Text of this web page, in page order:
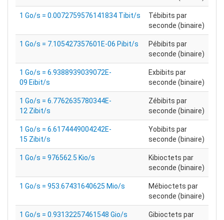
1 Go/s = 0.0072759576141834 Tibit/s
Tébibits par
seconde (binaire)
1 Go/s = 7.105427357601E-06 Pibit/s
Pébibits par
seconde (binaire)
1 Go/s = 6.9388939039072E-
09 Eibit/s
Exbibits par
seconde (binaire)
1 Go/s = 6.7762635780344E-
12 Zibit/s
Zébibits par
seconde (binaire)
1 Go/s = 6.6174449004242E-
15 Zibit/s
Yobibits par
seconde (binaire)
1 Go/s = 976562.5 Kio/s
Kibioctets par
seconde (binaire)
1 Go/s = 953.67431640625 Mio/s
Mébioctets par
seconde (binaire)
1 Go/s = 0.93132257461548 Gio/s
Gibioctets par